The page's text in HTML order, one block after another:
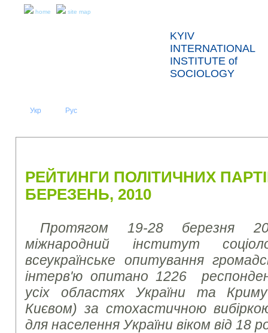
home site map
KYIV
INTERNATIONAL
INSTITUTE of
SOCIOLOGY
Укр Рус
РЕЙТИНГИ ПОЛІТИЧНИХ
БЕРЕЗЕНЬ, 2010
Протягом 19-28 березня
міжнародний інститут
всеукраїнське опитування
інтерв'ю опитано 1226
усіх областях України та
Києвом) за стохастичною
для населення України віком від 18